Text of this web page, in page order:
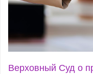
Верховный Суд о